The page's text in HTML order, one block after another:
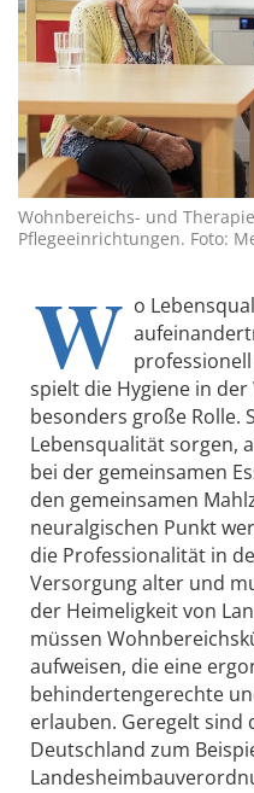
Wohnbereichs- und
Pflegeeinrichtungen. Foto:
W o
spielt die Hygiene in
besonders große Rolle.
Lebensqualität sorgen,
bei der gemeinsamen
den gemeinsamen
neuralgischen Punkt
die Professionalität in
Versorgung alter und
der Heimeligkeit von
müssen
aufweisen, die eine
behindertengerechte
erlauben. Geregelt sind
Deutschland zum